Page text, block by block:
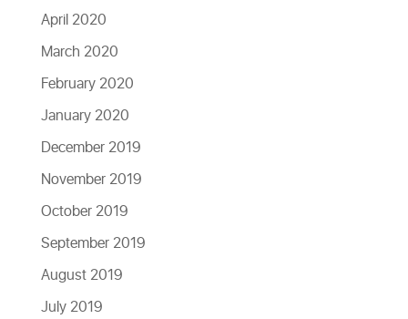
April 2020
March 2020
February 2020
January 2020
December 2019
November 2019
October 2019
September 2019
August 2019
July 2019